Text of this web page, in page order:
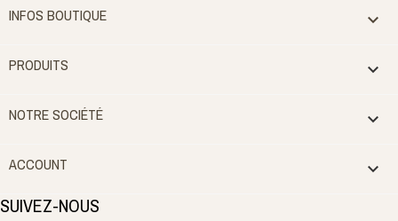
INFOS BOUTIQUE 
PRODUITS 
NOTRE SOCIÉTÉ 
ACCOUNT 
SUIVEZ-NOUS